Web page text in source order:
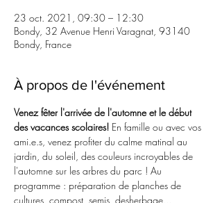
23 oct. 2021, 09:30 – 12:30
Bondy, 32 Avenue Henri Varagnat, 93140
Bondy, France
À propos de l'événement
Venez fêter l'arrivée de l'automne et le début
des vacances scolaires! En famille ou avec vos
ami.e.s, venez profiter du calme matinal au
jardin, du soleil, des couleurs incroyables de
l'automne sur les arbres du parc ! Au
programme : préparation de planches de
cultures, compost, semis, desherbage...